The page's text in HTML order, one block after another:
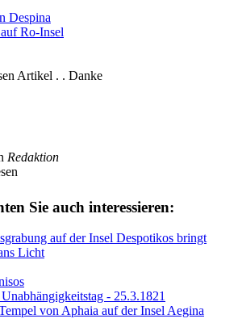
Artikel . . Danke
Redaktion
Sie auch interessieren:
auf der Insel Despotikos bringt
Licht
- 25.3.1821
von Aphaia auf der Insel Aegina